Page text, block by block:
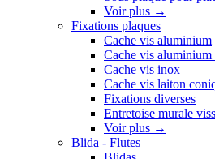
Voir plus →
Fixations plaques
Cache vis aluminium
Cache vis aluminium
Cache vis inox
Cache vis laiton
Fixations diverses
Entretoise murale
Voir plus →
Blida - Flutes